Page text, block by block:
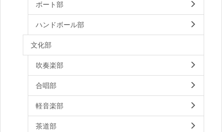
ボート部
ハンドボール部
文化部
吹奏楽部
合唱部
軽音楽部
茶道部